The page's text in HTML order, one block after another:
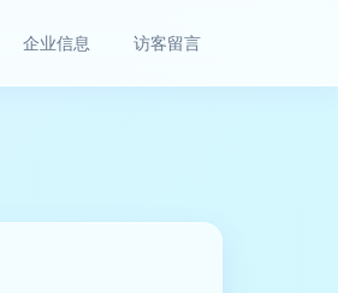
企业信息 访客留言